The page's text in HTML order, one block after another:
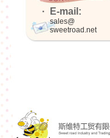
· E-mail:
sales@
sweetroad.net